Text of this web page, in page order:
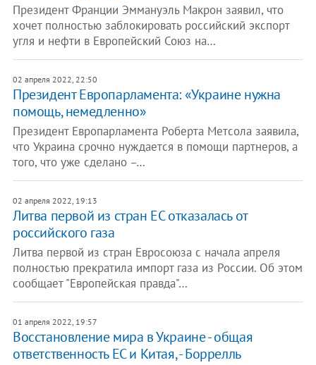
Президент Франции Эммануэль Макрон заявил, что
хочет полностью заблокировать российский экспорт
угля и нефти в Европейский Союз на…
02 апреля 2022, 22:50
Президент Европарламента: «Украине нужна
помощь, немедленно»
Президент Европарламента Роберта Метсола заявила,
что Украина срочно нуждается в помощи партнеров, а
того, что уже сделано –…
02 апреля 2022, 19:13
Литва первой из стран ЕС отказалась от
российского газа
Литва первой из стран Евросоюза с начала апреля
полностью прекратила импорт газа из России. Об этом
сообщает "Европейская правда"…
01 апреля 2022, 19:57
Восстановление мира в Украине - общая
ответственность ЕС и Китая, - Боррелль